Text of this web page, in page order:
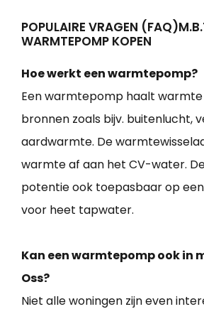
POPULAIRE VRAGEN
WARMTEPOMP KOPEN
Hoe werkt een warmtepomp?
Een warmtepomp haalt
bronnen zoals bijv. buitenlucht,
aardwarmte. De
warmte af aan het CV-water.
potentie ook toepasbaar op
voor heet tapwater.
Kan een warmtepomp ook in
Oss?
Niet alle woningen zijn even